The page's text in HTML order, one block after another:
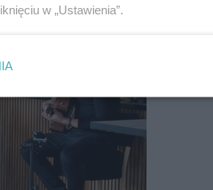
w „Ustawienia”.